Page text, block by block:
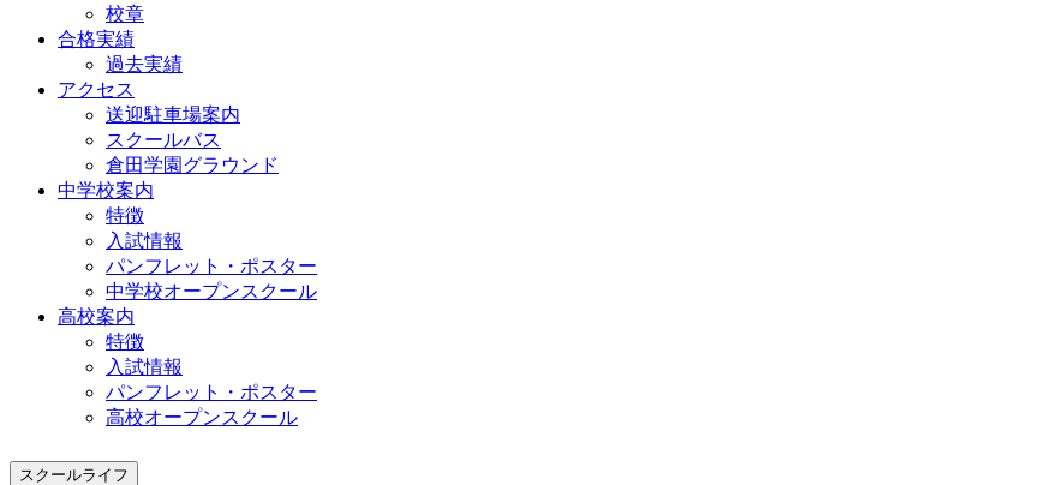
校章
合格実績
過去実績
アクセス
送迎駐車場案内
スクールバス
倉田学園グラウンド
中学校案内
特徴
入試情報
パンフレット・ポスター
中学校オープンスクール
高校案内
特徴
入試情報
パンフレット・ポスター
高校オープンスクール
スクールライフ